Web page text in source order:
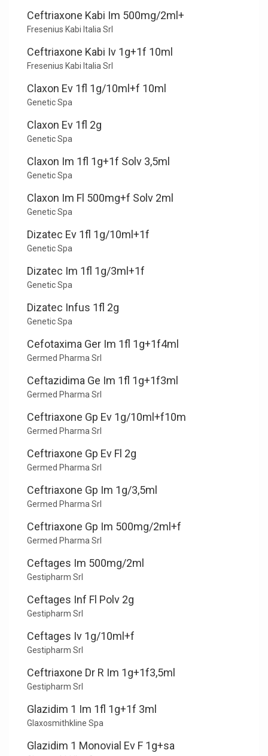
Ceftriaxone Kabi Im 500mg/2ml+
Fresenius Kabi Italia Srl
Ceftriaxone Kabi Iv 1g+1f 10ml
Fresenius Kabi Italia Srl
Claxon Ev 1fl 1g/10ml+f 10ml
Genetic Spa
Claxon Ev 1fl 2g
Genetic Spa
Claxon Im 1fl 1g+1f Solv 3,5ml
Genetic Spa
Claxon Im Fl 500mg+f Solv 2ml
Genetic Spa
Dizatec Ev 1fl 1g/10ml+1f
Genetic Spa
Dizatec Im 1fl 1g/3ml+1f
Genetic Spa
Dizatec Infus 1fl 2g
Genetic Spa
Cefotaxima Ger Im 1fl 1g+1f4ml
Germed Pharma Srl
Ceftazidima Ge Im 1fl 1g+1f3ml
Germed Pharma Srl
Ceftriaxone Gp Ev 1g/10ml+f10m
Germed Pharma Srl
Ceftriaxone Gp Ev Fl 2g
Germed Pharma Srl
Ceftriaxone Gp Im 1g/3,5ml
Germed Pharma Srl
Ceftriaxone Gp Im 500mg/2ml+f
Germed Pharma Srl
Ceftages Im 500mg/2ml
Gestipharm Srl
Ceftages Inf Fl Polv 2g
Gestipharm Srl
Ceftages Iv 1g/10ml+f
Gestipharm Srl
Ceftriaxone Dr R Im 1g+1f3,5ml
Gestipharm Srl
Glazidim 1 Im 1fl 1g+1f 3ml
Glaxosmithkline Spa
Glazidim 1 Monovial Ev F 1g+sa